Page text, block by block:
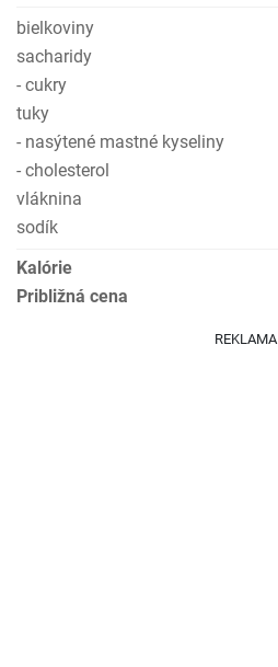
bielkoviny
sacharidy
- cukry
tuky
- nasýtené mastné kyseliny
- cholesterol
vláknina
sodík
Kalórie
Približná cena
REKLAMA